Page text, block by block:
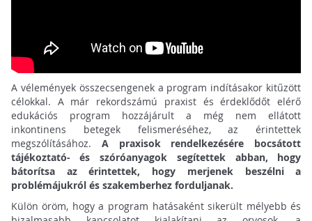
A vélemények összecsengenek a program indításakor kitűzött
célokkal. A már rekordszámú praxist és érdeklődőt elérő
edukációs program hozzájárult a még nem ellátott
inkontinens betegek felismeréséhez, az érintettek
megszólításához. A praxisok rendelkezésére bocsátott
tájékoztató- és szóróanyagok segítettek abban, hogy
bátorítsa az érintettek, hogy merjenek beszélni a
problémájukról és szakemberhez forduljanak.
Külön öröm, hogy a program hatásaként sikerült mélyebb és